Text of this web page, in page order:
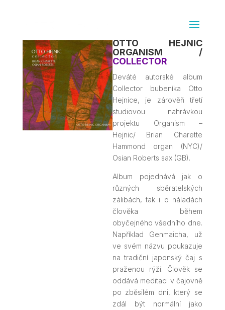
OTTO HEJNIC
ORGANISM /
COLLECTOR
Deváté autorské album
Collector bubeníka Otto
Hejnice, je zárověň třetí
studiovou nahrávkou
projektu Organism –
Hejnic/ Brian Charette
Hammond organ (NYC)/
Osian Roberts sax (GB).
Album pojednává jak o
různých sběratelských
zálibách, tak i o náladách
člověka během
obyčejného všedního dne.
Například Genmaicha, už
ve svém názvu poukazuje
na tradiční japonský čaj s
praženou rýží. Člověk se
oddává meditaci v čajovně
po zběsilém dni, který se
zdál být normální jako